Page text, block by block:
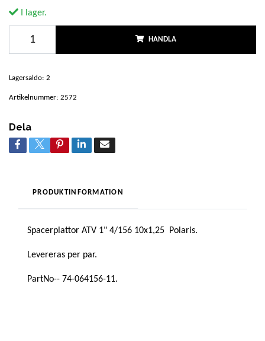
I lager.
HANDLA
Lagersaldo: 2
Artikelnummer: 2572
Dela
PRODUKTINFORMATION
Spacerplattor ATV 1" 4/156 10x1,25 Polaris.
Levereras per par.
PartNo-- 74-064156-11.